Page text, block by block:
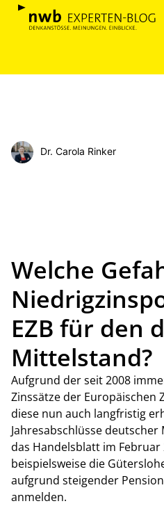
Dr. Carola Rinker
Welche
EZB für den
Mittelstand?
Aufgrund der seit 2008
Zinssätze der Europäischen
diese nun auch langfristig
Jahresabschlüsse
das Handelsblatt im
beispielsweise die
aufgrund steigender
anmelden.